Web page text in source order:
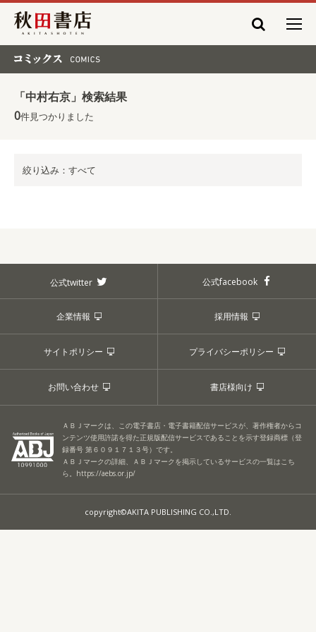
秋田書店
「中村右京」検索結果
0件見つかりました
絞り込み：すべて
公式twitter 公式facebook
企業情報 採用情報
サイトポリシー プライバシーポリシー
お問い合わせ 書店様向け
ＡＢＪマークは、この電子書店・電子書籍配信サービスが、著作権者からコ
ンテンツ使用許諾を得た正規版配信サービスであることを示す登録商標（登
録番号 第６０９１７１３号）です。
ＡＢＪマークの詳細、ＡＢＪマークを掲示しているサービスの一覧はこち
ら。 https://aebs.or.jp/
copyright©AKITA PUBLISHING CO.,LTD.